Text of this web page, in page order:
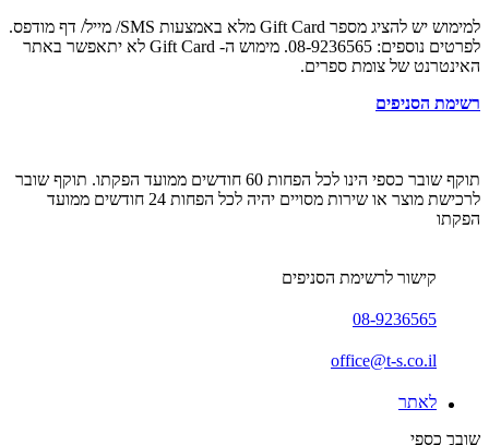
למימוש יש להציג מספר Gift Card מלא באמצעות SMS/ מייל/ דף מודפס.
לפרטים נוספים: 08-9236565. מימוש ה- Gift Card לא יתאפשר באתר
האינטרנט של צומת ספרים.
רשימת הסניפים
תוקף שובר כספי הינו לכל הפחות 60 חודשים ממועד הפקתו. תוקף שובר
לרכישת מוצר או שירות מסויים יהיה לכל הפחות 24 חודשים ממועד
הפקתו
קישור לרשימת הסניפים
08-9236565
office@t-s.co.il
לאתר
שובר כספי